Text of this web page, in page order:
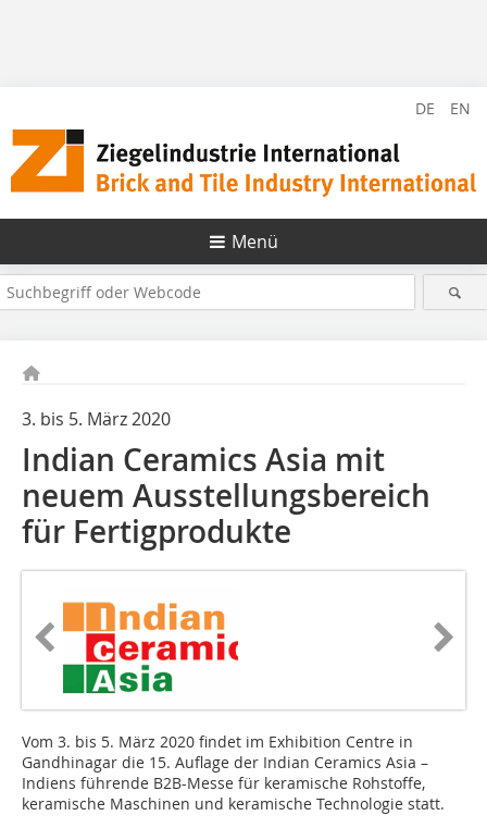
DE EN
Menü
3. bis 5. März 2020
Indian Ceramics Asia mit
neuem Ausstellungsbereich
für Fertigprodukte
Vom 3. bis 5. März 2020 findet im Exhibition Centre in
Gandhinagar die 15. Auflage der Indian Ceramics Asia –
Indiens führende B2B-Messe für keramische Rohstoffe,
keramische Maschinen und keramische Technologie statt.